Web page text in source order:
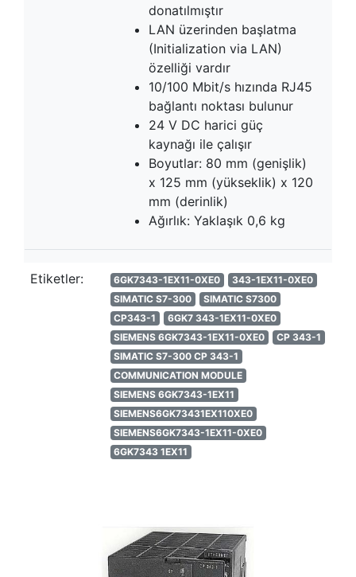
donatılmıştır
LAN üzerinden başlatma
(Initialization via LAN)
özelliği vardır
10/100 Mbit/s hızında RJ45
bağlantı noktası bulunur
24 V DC harici güç
kaynağı ile çalışır
Boyutlar: 80 mm (genişlik)
x 125 mm (yükseklik) x 120
mm (derinlik)
Ağırlık: Yaklaşık 0,6 kg
Etiketler: 6GK7343-1EX11-0XE0
343-1EX11-0XE0
SIMATIC S7-300
SIMATIC S7300
CP343-1
6GK7 343-1EX11-0XE0
SIEMENS 6GK7343-1EX11-0XE0
CP 343-1
SIMATIC S7-300 CP 343-1
COMMUNICATION MODULE
SIEMENS 6GK7343-1EX11
SIEMENS6GK73431EX110XE0
SIEMENS6GK7343-1EX11-0XE0
6GK7343 1EX11